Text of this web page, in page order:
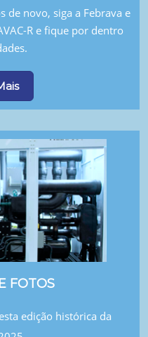
de novo, siga a Febrava e
R e fique por dentro
FOTOS
edição histórica da